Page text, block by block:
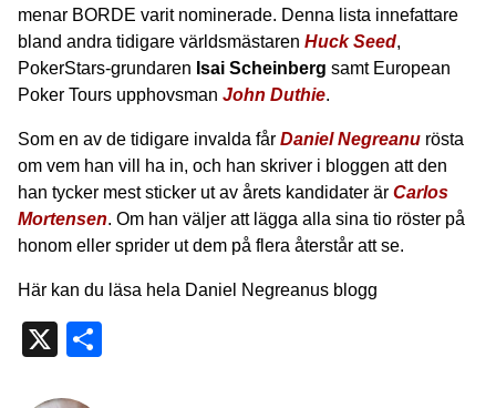
menar BORDE varit nominerade. Denna lista innefattare
bland andra tidigare världsmästaren Huck Seed,
PokerStars-grundaren Isai Scheinberg samt European
Poker Tours upphovsman John Duthie.
Som en av de tidigare invalda får Daniel Negreanu rösta
om vem han vill ha in, och han skriver i bloggen att den
han tycker mest sticker ut av årets kandidater är Carlos
Mortensen. Om han väljer att lägga alla sina tio röster på
honom eller sprider ut dem på flera återstår att se.
Här kan du läsa hela Daniel Negreanus blogg
X